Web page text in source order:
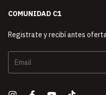
COMUNIDAD C1
Registrate y recibí antes